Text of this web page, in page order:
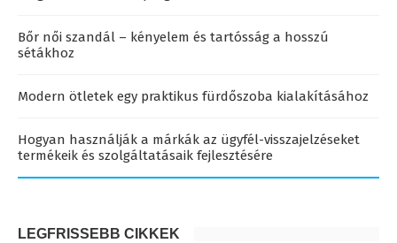
Bőr női szandál – kényelem és tartósság a hosszú
sétákhoz
Modern ötletek egy praktikus fürdőszoba kialakításához
Hogyan használják a márkák az ügyfél-visszajelzéseket
termékeik és szolgáltatásaik fejlesztésére
LEGFRISSEBB CIKKEK